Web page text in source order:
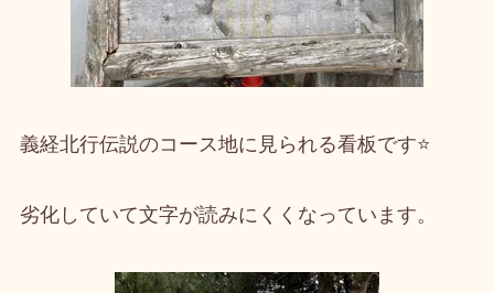
義経北行伝説のコース地に見られる看板です⭐
劣化していて文字が読みにくくなっています。